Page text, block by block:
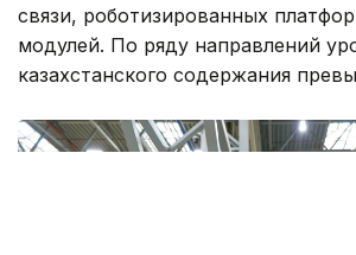
связи, роботизированных
модулей. По ряду направлений
казахстанского содержания